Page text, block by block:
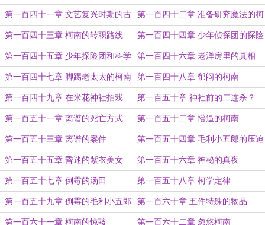
第一百四十一章 文艺复兴时期的古
董
第一百四十二章 准备研究魔法的柯
南
第一百四十三章 柯南的转职路线 第一百四十四章 少年侦探团的探险
第一百四十五章 少年探险团和科学
的光彦
第一百四十六章 老洋房里的真相
第一百四十七章 脚踢老太太的柯南 第一百四十八章 郁闷的柯南
第一百四十九章 在米花神社拍戏 第一百五十章 神社前的二连杀？
第一百五十一章 离谱的死亡方式 第一百五十二章 懵逼的柯南
第一百五十三章 离谱的案件 第一百五十四章 毛利小五郎的压迫
感
第一百五十五章 昏迷的紫衣美女 第一百五十六章 神秘的真夜
第一百五十七章 倒霉的汤田 第一百五十八章 柯学定律
第一百五十九章 倒霉的毛利小五郎 第一百六十章 五件特殊的物品
第一百六十一章 柯南的惊骇 第一百六十二章 忽悠柯南